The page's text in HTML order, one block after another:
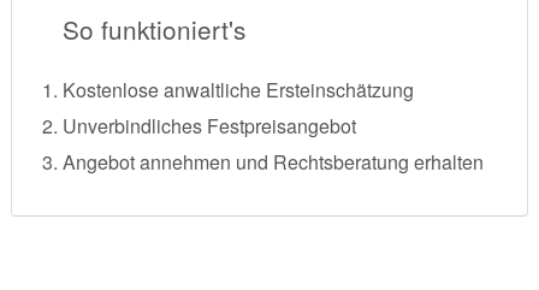
So funktioniert's
Kostenlose anwaltliche Ersteinschätzung
Unverbindliches Festpreisangebot
Angebot annehmen und Rechtsberatung erhalten